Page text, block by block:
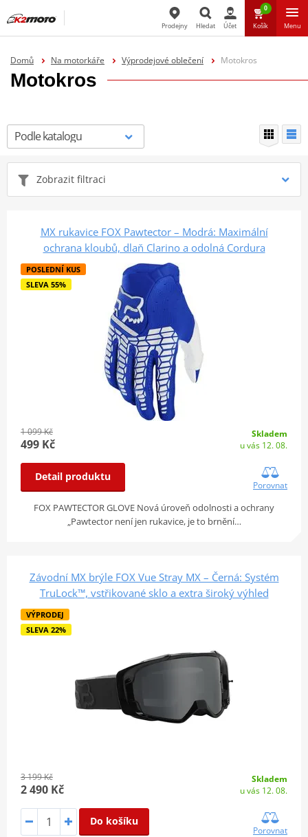
Hledat
Prodejny Hledat Účet
0
Košík Menu
Domů Na motorkáře Výprodejové oblečení Motokros
Motokros
Zobrazit filtraci
MX rukavice FOX Pawtector – Modrá: Maximální
ochrana kloubů, dlaň Clarino a odolná Cordura
POSLEDNÍ KUS
SLEVA 55%
1 099 Kč
499 Kč
Skladem
u vás 12. 08.
Detail produktu
Porovnat
FOX PAWTECTOR GLOVE Nová úroveň odolnosti a ochrany
„Pawtector není jen rukavice, je to brnění…
Závodní MX brýle FOX Vue Stray MX – Černá: Systém
TruLock™, vstřikované sklo a extra široký výhled
VÝPRODEJ
SLEVA 22%
3 199 Kč
2 490 Kč
Skladem
u vás 12. 08.
Do košíku
Porovnat